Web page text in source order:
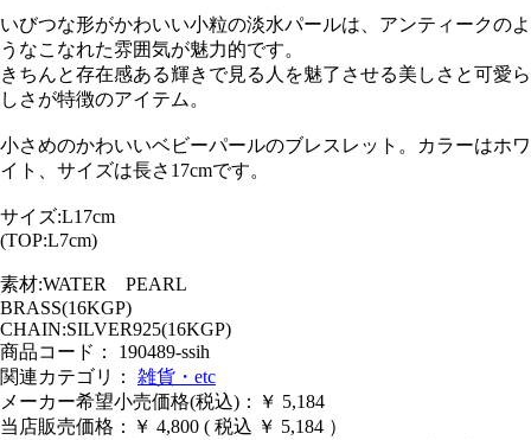
いびつな形がかわいい小粒の淡水パールは、アンティークのよ
うなこなれた雰囲気が魅力的です。
きちんと存在感ある輝きで見る人を魅了させる美しさと可愛ら
しさが特徴のアイテム。
小さめのかわいいベビーパールのブレスレット。カラーはホワ
イト、サイズは長さ17cmです。
サイズ:L17cm
(TOP:L7cm)
素材:WATER PEARL
BRASS(16KGP)
CHAIN:SILVER925(16KGP)
商品コード： 190489-ssih
関連カテゴリ： 雑貨・etc
メーカー希望小売価格(税込)：￥ 5,184
当店販売価格：
￥ 4,800 ( 税込 ￥ 5,184 ）